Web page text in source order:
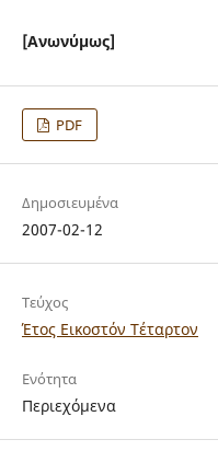
[Ανωνύμως]
PDF
Δημοσιευμένα
2007-02-12
Τεύχος
Έτος Εικοστόν Τέταρτον
Ενότητα
Περιεχόμενα